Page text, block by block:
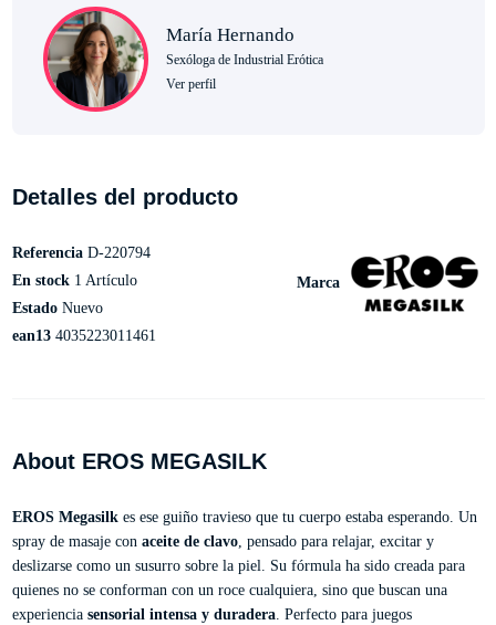
María Hernando
Sexóloga de Industrial Erótica
Ver perfil
Detalles del producto
Marca
Referencia D-220794
En stock 1 Artículo
Estado Nuevo
ean13 4035223011461
About EROS MEGASILK
EROS Megasilkes ese guiño travieso que tu cuerpo estaba esperando. Un
spray de masaje con aceite de clavo, pensado para relajar, excitar y
deslizarse como un susurro sobre la piel. Su fórmula ha sido creada para
quienes no se conforman con un roce cualquiera, sino que buscan una
experiencia sensorial intensa y duradera. Perfecto para juegos